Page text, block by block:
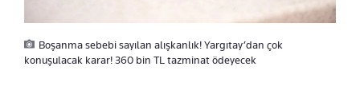
Boşanma sebebi sayılan alışkanlık! Yargıtay’dan çok
konuşulacak karar! 360 bin TL tazminat ödeyecek